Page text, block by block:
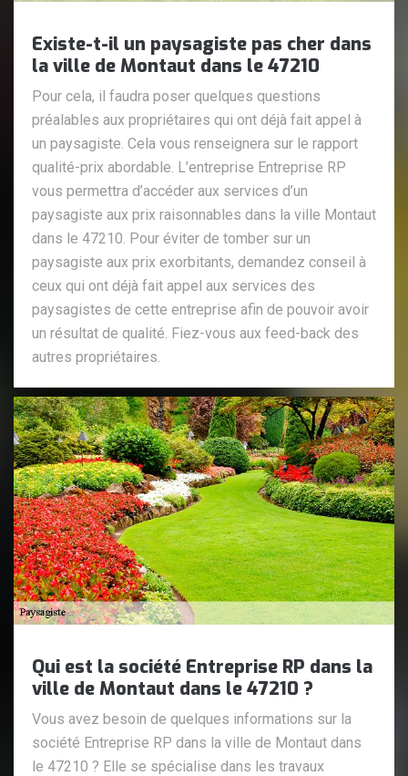
Existe-t-il un paysagiste pas cher dans
la ville de Montaut dans le 47210
Pour cela, il faudra poser quelques questions
préalables aux propriétaires qui ont déjà fait appel à
un paysagiste. Cela vous renseignera sur le rapport
qualité-prix abordable. L’entreprise Entreprise RP
vous permettra d’accéder aux services d’un
paysagiste aux prix raisonnables dans la ville Montaut
dans le 47210. Pour éviter de tomber sur un
paysagiste aux prix exorbitants, demandez conseil à
ceux qui ont déjà fait appel aux services des
paysagistes de cette entreprise afin de pouvoir avoir
un résultat de qualité. Fiez-vous aux feed-back des
autres propriétaires.
Qui est la société Entreprise RP dans la
ville de Montaut dans le 47210 ?
Vous avez besoin de quelques informations sur la
société Entreprise RP dans la ville de Montaut dans
le 47210 ? Elle se spécialise dans les travaux